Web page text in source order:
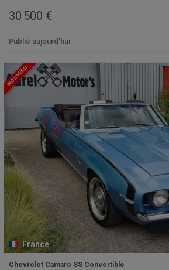
30 500 €
Publié aujourd'hui
NOUVEAU
France
Chevrolet Camaro SS Convertible